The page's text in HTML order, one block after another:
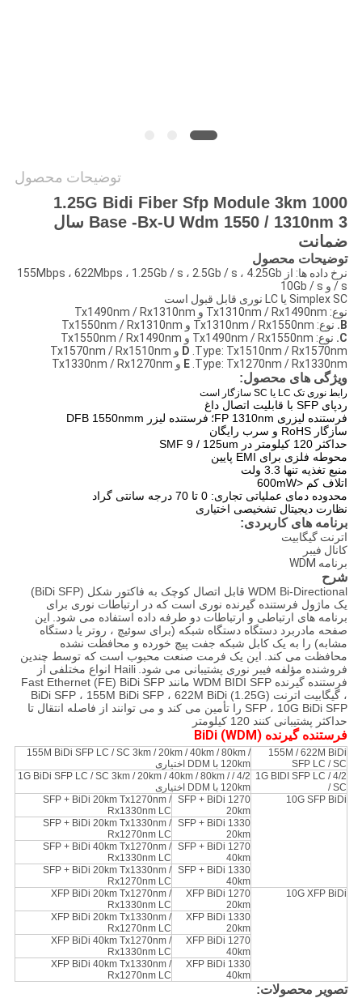
توضیحات محصول
1.25G Bidi Fiber Sfp Module 3km 1000
Base -Bx-U Wdm 1550 / 1310nm 3 سال
ضمانت
توضیحات محصول
نرخ داده ها: از 155Mbps ، 622Mbps ، 1.25Gb / s ، 2.5Gb / s ، 4.25Gb
/ s و 10Gb / s
Simplex SC یا LC نوری قابل قبول است
نوع: Tx1310nm / Rx1490nm و Tx1490nm / Rx1310nm
B.
نوع: Tx1310nm / Rx1550nm و Tx1550nm / Rx1310nm
C. نوع: Tx1490nm / Rx1550nm و Tx1550nm / Rx1490nm
D .Type: Tx1510nm / Rx1570nm و Tx1570nm / Rx1510nm
E .Type: Tx1270nm / Rx1330nm و Tx1330nm / Rx1270nm
ویژگی های محصول:
رابط نوری تک LC یا SC سازگار است
ردپای SFP با قابلیت اتصال داغ
فرستنده لیزری FP 1310nm؛
فرستنده لیزر DFB 1550nmm
سازگار RoHS و سرب رایگان
حداکثر 120 کیلومتر در SMF 9 / 125um
محوطه فلزی برای EMI پایین
منبع تغذیه تنها 3.3 ولت
اتلاف کم <600mW
محدوده دمای عملیاتی تجاری: 0 تا 70 درجه سانتی گراد
نظارت دیجیتال تشخیصی اختیاری
برنامه های کاربردی:
اترنت گیگابیت
کانال فیبر
برنامه WDM
شرح
WDM Bi-Directional قابل اتصال کوچک به فاکتور شکل (BiDi SFP)
یک ماژول فرستنده گیرنده نوری است که در ارتباطات نوری برای
برنامه های ارتباطی و ارتباطات دو طرفه داده استفاده می شود. این
صفحه مادربرد دستگاه دستگاه شبکه (برای سوئیچ ، روتر یا دستگاه
مشابه) را به یک کابل شبکه جفت پیچ خورده و محافظت نشده
محافظت می کند. این یک فرمت صنعت محبوب است که توسط چندین
فروشنده مؤلفه فیبر نوری پشتیبانی می شود.
Haili انواع مختلفی از
فرستنده گیرنده WDM BIDI SFP مانند Fast Ethernet (FE) BiDi SFP
، گیگابیت اترنت (1.25G) BiDi SFP ، 155M BiDi SFP ، 622M BiDi
SFP ، 10G BiDi SFP را تأمین می کند و می توانند از فاصله انتقال تا
حداکثر پشتیبانی کنند 120 کیلومتر
فرستنده گیرنده BiDi (WDM)
155M / 622M BiDi
SFP LC / SC
155M BiDi SFP LC / SC 3km / 20km / 40km / 80km /
120km با DDM اختیاری
4/2 / 1G BIDI SFP LC
/ SC
4/2 / 1G BiDi SFP LC / SC 3km / 20km / 40km / 80km /
120km با DDM اختیاری
10G SFP BiDi
SFP + BiDi 1270
20km
SFP + BiDi 20km Tx1270nm /
Rx1330nm LC
SFP + BiDi 1330
20km
SFP + BiDi 20km Tx1330nm /
Rx1270nm LC
SFP + BiDi 1270
40km
SFP + BiDi 40km Tx1270nm /
Rx1330nm LC
SFP + BiDi 1330
40km
SFP + BiDi 20km Tx1330nm /
Rx1270nm LC
10G XFP BiDi
XFP BiDi 1270
20km
XFP BiDi 20km Tx1270nm /
Rx1330nm LC
XFP BiDi 1330
20km
XFP BiDi 20km Tx1330nm /
Rx1270nm LC
XFP BiDi 1270
40km
XFP BiDi 40km Tx1270nm /
Rx1330nm LC
XFP BiDi 1330
40km
XFP BiDi 40km Tx1330nm /
Rx1270nm LC
تصویر محصولات: